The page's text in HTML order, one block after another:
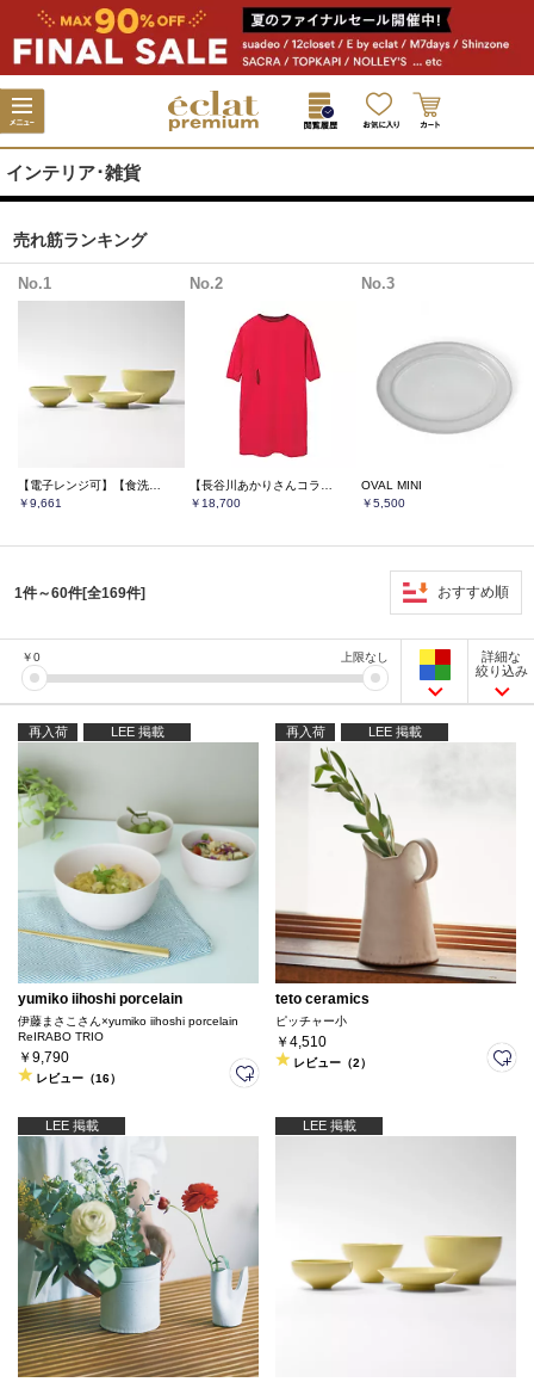
インテリア･雑貨
売れ筋ランキング
No.1
￥9,661
No.2
￥18,700
No.3
OVAL MINI
￥5,500
1件～60件[全169件] おすすめ順
￥0 上限なし
詳細な
絞り込み
再入荷 LEE 掲載
yumiko iihoshi porcelain
伊藤まさこさん×yumiko iihoshi porcelain
ReIRABO TRIO
￥9,790
レビュー（16）
再入荷 LEE 掲載
teto ceramics
ピッチャー小
￥4,510
レビュー（2）
LEE 掲載 LEE 掲載